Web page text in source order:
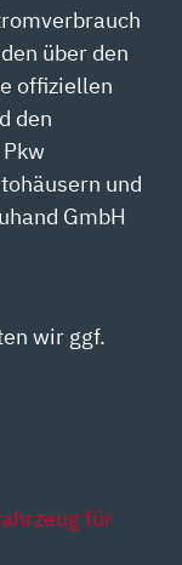
über den
offiziellen
den
und
GmbH
wir ggf.
für